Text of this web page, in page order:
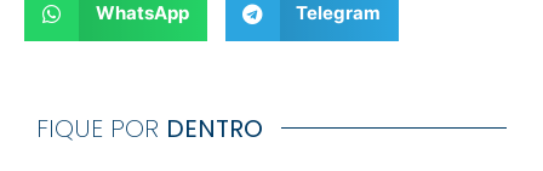
WhatsApp Telegram
FIQUE POR DENTRO